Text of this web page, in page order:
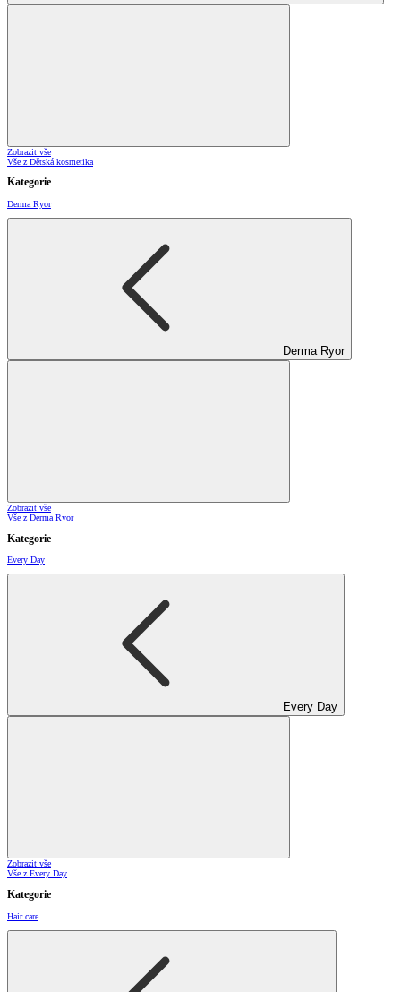
Zobrazit vše
Vše z Dětská kosmetika
Kategorie
Derma Ryor
Derma Ryor
Zobrazit vše
Vše z Derma Ryor
Kategorie
Every Day
Every Day
Zobrazit vše
Vše z Every Day
Kategorie
Hair care